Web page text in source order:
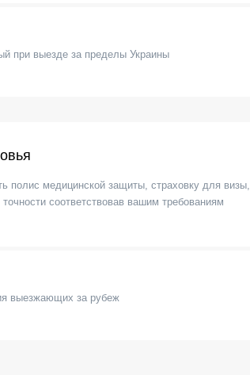
при выезде за пределы Украины
полис медицинской защиты, страховку для визы,
соответствовав вашим требованиям
выезжающих за рубеж